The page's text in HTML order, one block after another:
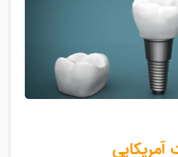
آمریکایی